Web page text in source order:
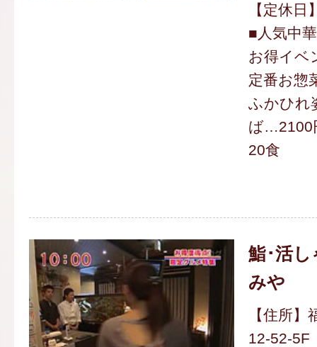
【定休日
■人気中
お得イベ
定番お惣
ふかひれ
ば…2100
20食
鮨･活
みや
【住所
12-52-5F